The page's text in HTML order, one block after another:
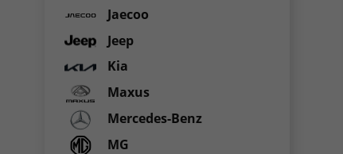
Jaecoo
Jeep
Kia
Maxus
Mercedes-Benz
MG